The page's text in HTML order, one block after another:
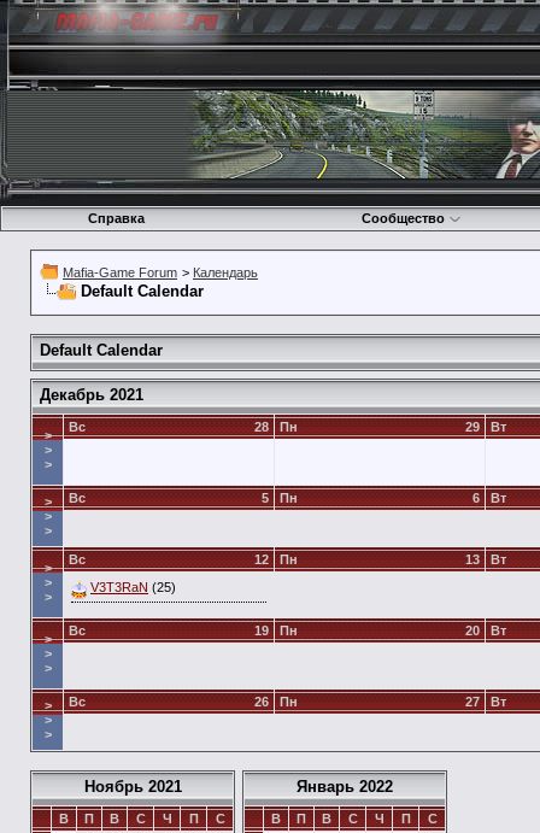
Справка Сообщество
Mafia-Game Forum > Календарь
Default Calendar
Default Calendar
Декабрь 2021
>
>
>
28
Вс 29
Пн Вт
>
>
>
5
Вс 6
Пн Вт
>
>
>
12
Вс
V3T3RaN (25)
13
Пн Вт
>
>
>
19
Вс 20
Пн Вт
>
>
>
26
Вс 27
Пн Вт
Ноябрь 2021
В П В С Ч П
С
Январь 2022
В П В С Ч П
С